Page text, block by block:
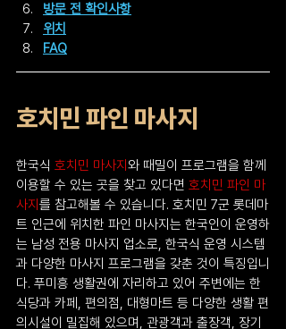
방문 전 확인사항
위치
FAQ
호치민 파인 마사지
한국식 호치민 마사지 와 때밀이 프로그램을 함께
이용할 수 있는 곳을 찾고 있다면 호치민 파인 마
사지 를 참고해볼 수 있습니다. 호치민 7군 롯데마
트 인근에 위치한 파인 마사지는 한국인이 운영하
는 남성 전용 마사지 업소로, 한국식 운영 시스템
과 다양한 마사지 프로그램을 갖춘 것이 특징입니
다. 푸미흥 생활권에 자리하고 있어 주변에는 한
식당과 카페, 편의점, 대형마트 등 다양한 생활 편
의시설이 밀집해 있으며, 관광객과 출장객, 장기